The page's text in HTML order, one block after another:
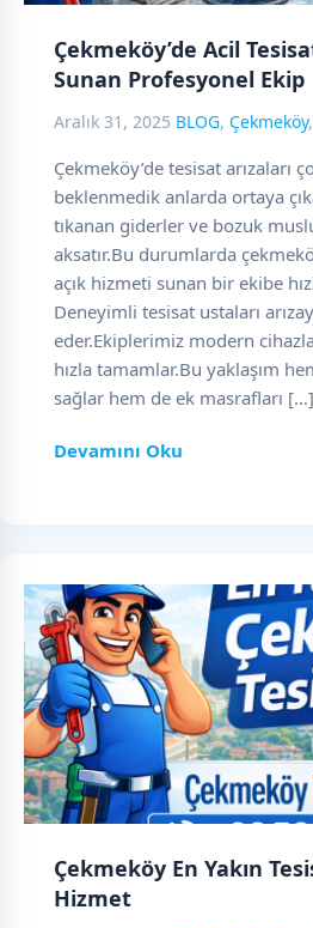
Çekmeköy’de Acil
Sunan Profesyonel Ekip
Aralık 31, 2025 BLOG, Çekmeköy,
Çekmeköy’de tesisat arızaları
beklenmedik anlarda ortaya
tıkanan giderler ve bozuk
aksatır.Bu durumlarda
açık hizmeti sunan bir ekibe
Deneyimli tesisat ustaları
eder.Ekiplerimiz modern
hızla tamamlar.Bu yaklaşım
sağlar hem de ek masrafları […]
Devamını Oku
Çekmeköy En Yakın
Hizmet